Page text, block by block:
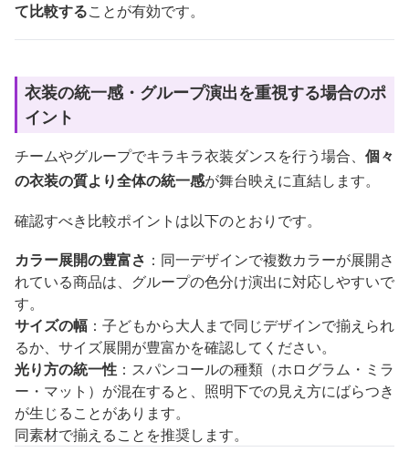
て比較することが有効です。
衣装の統一感・グループ演出を重視する場合のポ
イント
チームやグループでキラキラ衣装ダンスを行う場合、 個々
の衣装の質より全体の統一感が舞台映えに直結します。
確認すべき比較ポイントは以下のとおりです。
カラー展開の豊富さ ：同一デザインで複数カラーが展開さ
れている商品は、グループの色分け演出に対応しやすいで
す。
サイズの幅 ：子どもから大人まで同じデザインで揃えられ
るか、サイズ展開が豊富かを確認してください。
光り方の統一性 ：スパンコールの種類（ホログラム・ミラ
ー・マット）が混在すると、照明下での見え方にばらつき
が生じることがあります。
同素材で揃えることを推奨します。